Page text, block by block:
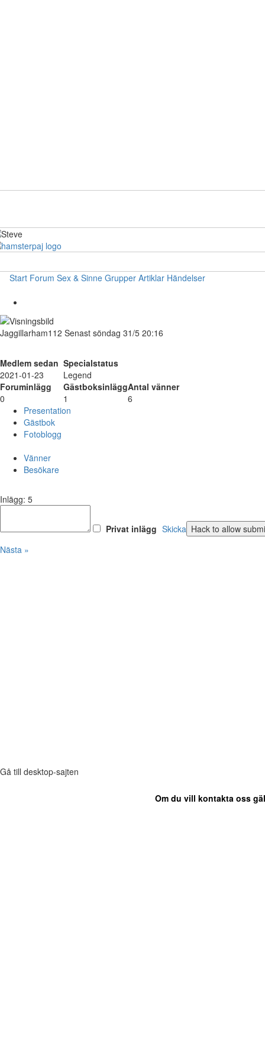
Start Forum Sex & Sinne Grupper Artiklar Händelser
Jaggillarham112 Senast söndag 31/5 20:16
Medlem sedan Specialstatus
2021-01-23
Legend
Foruminlägg
GästboksinläggAntal vänner
0
1
6
Presentation
Gästbok
Fotoblogg
Vänner
Besökare
Inlägg: 5
Privat inlägg Skicka
Nästa »
Gå till desktop-sajten
Om du vill kontakta oss